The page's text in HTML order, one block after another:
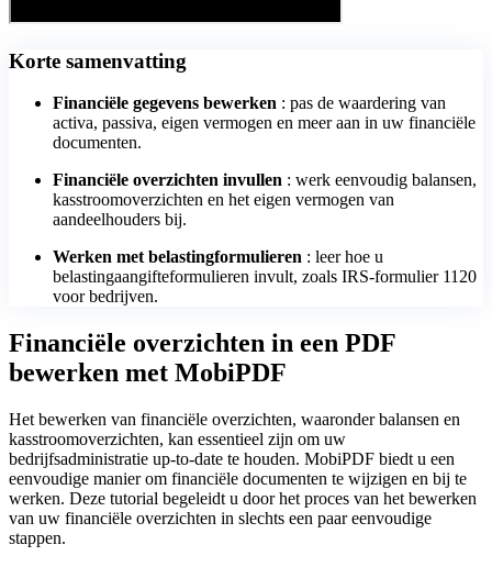
Korte samenvatting
Financiële gegevens bewerken : pas de waardering van
activa, passiva, eigen vermogen en meer aan in uw financiële
documenten.
Financiële overzichten invullen : werk eenvoudig balansen,
kasstroomoverzichten en het eigen vermogen van
aandeelhouders bij.
Werken met belastingformulieren : leer hoe u
belastingaangifteformulieren invult, zoals IRS-formulier 1120
voor bedrijven.
Financiële overzichten in een PDF
bewerken met MobiPDF
Het bewerken van financiële overzichten, waaronder balansen en
kasstroomoverzichten, kan essentieel zijn om uw
bedrijfsadministratie up-to-date te houden. MobiPDF biedt u een
eenvoudige manier om financiële documenten te wijzigen en bij te
werken. Deze tutorial begeleidt u door het proces van het bewerken
van uw financiële overzichten in slechts een paar eenvoudige
stappen.